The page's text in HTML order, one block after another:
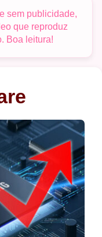
sem publicidade,
que reproduz
Boa leitura!